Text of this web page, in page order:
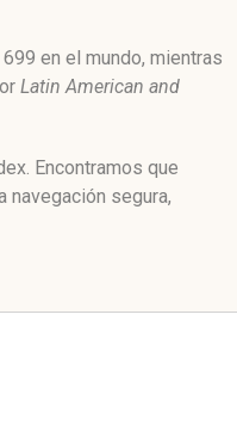
en el mundo, mientras
Latin American and
Encontramos que
navegación segura,